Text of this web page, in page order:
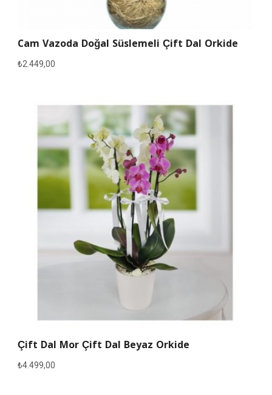
Cam Vazoda Doğal Süslemeli Çift Dal Orkide
₺2.449,00
Çift Dal Mor Çift Dal Beyaz Orkide
₺4.499,00